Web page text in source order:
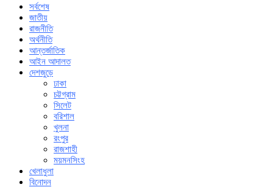
সর্বশেষ
জাতীয়
রাজনীতি
অর্থনীতি
আন্তর্জাতিক
আইন আদালত
দেশজুড়ে
ঢাকা
চট্টগ্রাম
সিলেট
বরিশাল
খুলনা
রংপুর
রাজশাহী
ময়মনসিংহ
খেলাধুলা
বিনোদন